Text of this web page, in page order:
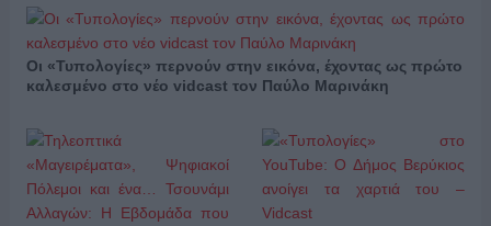
Οι «Τυπολογίες» περνούν στην εικόνα, έχοντας ως πρώτο
καλεσμένο στο νέο vidcast τον Παύλο Μαρινάκη